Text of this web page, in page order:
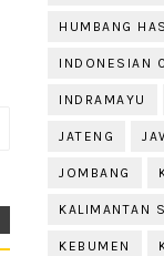
HUMBANG
INDONESIAN
INDRAMAYU
JATENG
JOMBANG
KALIMANTAN
KEBUMEN